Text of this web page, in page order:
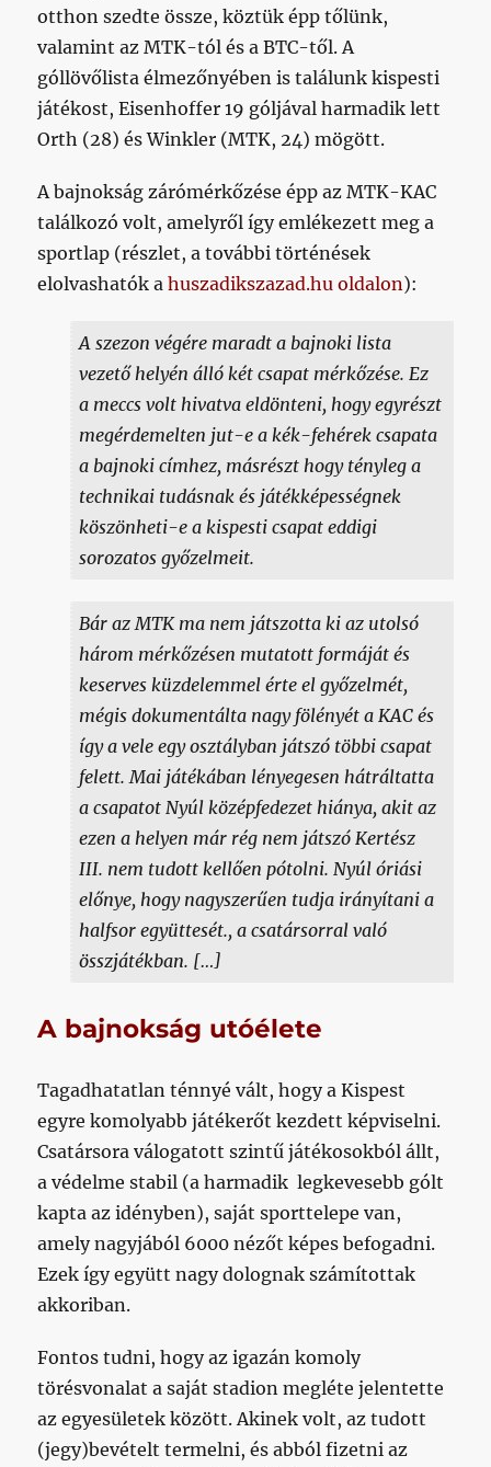
otthon szedte össze, köztük épp tőlünk,
valamint az MTK-tól és a BTC-től. A
góllövőlista élmezőnyében is találunk kispesti
játékost, Eisenhoffer 19 góljával harmadik lett
Orth (28) és Winkler (MTK, 24) mögött.
A bajnokság zárómérkőzése épp az MTK-KAC
találkozó volt, amelyről így emlékezett meg a
sportlap (részlet, a további történések
elolvashatók ahuszadikszazad.hu oldalon):
A szezon végére maradt a bajnoki lista
vezető helyén álló két csapat mérkőzése. Ez
a meccs volt hivatva eldönteni, hogy egyrészt
megérdemelten jut-e a kék-fehérek csapata
a bajnoki címhez, másrészt hogy tényleg a
technikai tudásnak és játékképességnek
köszönheti-e a kispesti csapat eddigi
sorozatos győzelmeit.
Bár az MTK ma nem játszotta ki az utolsó
három mérkőzésen mutatott formáját és
keserves küzdelemmel érte el győzelmét,
mégis dokumentálta nagy fölényét a KAC és
így a vele egy osztályban játszó többi csapat
felett. Mai játékában lényegesen hátráltatta
a csapatot Nyúl középfedezet hiánya, akit az
ezen a helyen már rég nem játszó Kertész
III. nem tudott kellően pótolni. Nyúl óriási
előnye, hogy nagyszerűen tudja irányítani a
halfsor együttesét., a csatársorral való
összjátékban. […]
A bajnokság utóélete
Tagadhatatlan ténnyé vált, hogy a Kispest
egyre komolyabb játékerőt kezdett képviselni.
Csatársora válogatott szintű játékosokból állt,
a védelme stabil (a harmadik legkevesebb gólt
kapta az idényben), saját sporttelepe van,
amely nagyjából 6000 nézőt képes befogadni.
Ezek így együtt nagy dolognak számítottak
akkoriban.
Fontos tudni, hogy az igazán komoly
törésvonalat a saját stadion megléte jelentette
az egyesületek között. Akinek volt, az tudott
(jegy)bevételt termelni, és abból fizetni az